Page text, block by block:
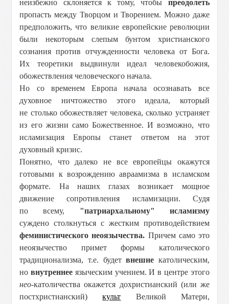
неизбежно склоняется к тому, чтобы преодолеть
пропасть между Творцом и Творением. Можно даже
предположить, что великие европейские революции
были некоторым слепым бунтом христианского
сознания против отчужденности человека от Бога.
Их теоретики выдвинули идеал человекобожия,
обожествления человеческого начала.
Но со временем Европа начала осознавать все
духовное ничтожество этого идеала, который
не столько обожествляет человека, сколько устраняет
из его жизни само Божественное. И возможно, что
исламизация Европы станет ответом на этот
духовный кризис.
Понятно, что далеко не все европейцы окажутся
готовыми к возрождению авраамизма в исламском
формате. На наших глазах возникает мощное
движение сопротивления исламизации. Судя
по всему, "патриархальному" исламизму
суждено столкнуться с жестким противодействием
феминистического неоязычества. Причем само это
неоязычество примет формы католического
традиционализма, т.е. будетвнешне католическим,
новнутреннее языческим учением. И в центре этого
нео-католичества окажется дохристианский (или же
постхристианский)культ Великой Матери,